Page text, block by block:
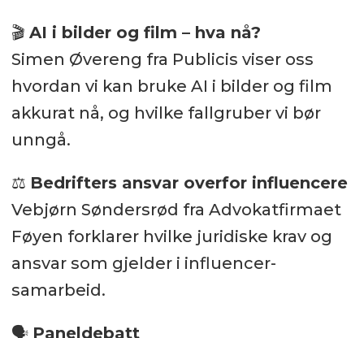
🎬AI i bilder og film – hva nå?
Simen Øvereng fra Publicis viser oss
hvordan vi kan bruke AI i bilder og film
akkurat nå, og hvilke fallgruber vi bør
unngå.
⚖️ Bedrifters ansvar overfor influencere
Vebjørn Søndersrød fra Advokatfirmaet
Føyen forklarer hvilke juridiske krav og
ansvar som gjelder i influencer-
samarbeid.
🗣️ Paneldebatt